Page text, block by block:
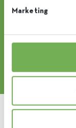
Marketing